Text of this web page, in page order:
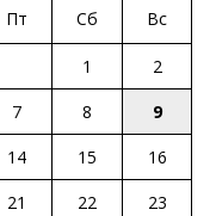
Пт Сб Вс
1
2
7 8
9
14 15
16
21 22
23